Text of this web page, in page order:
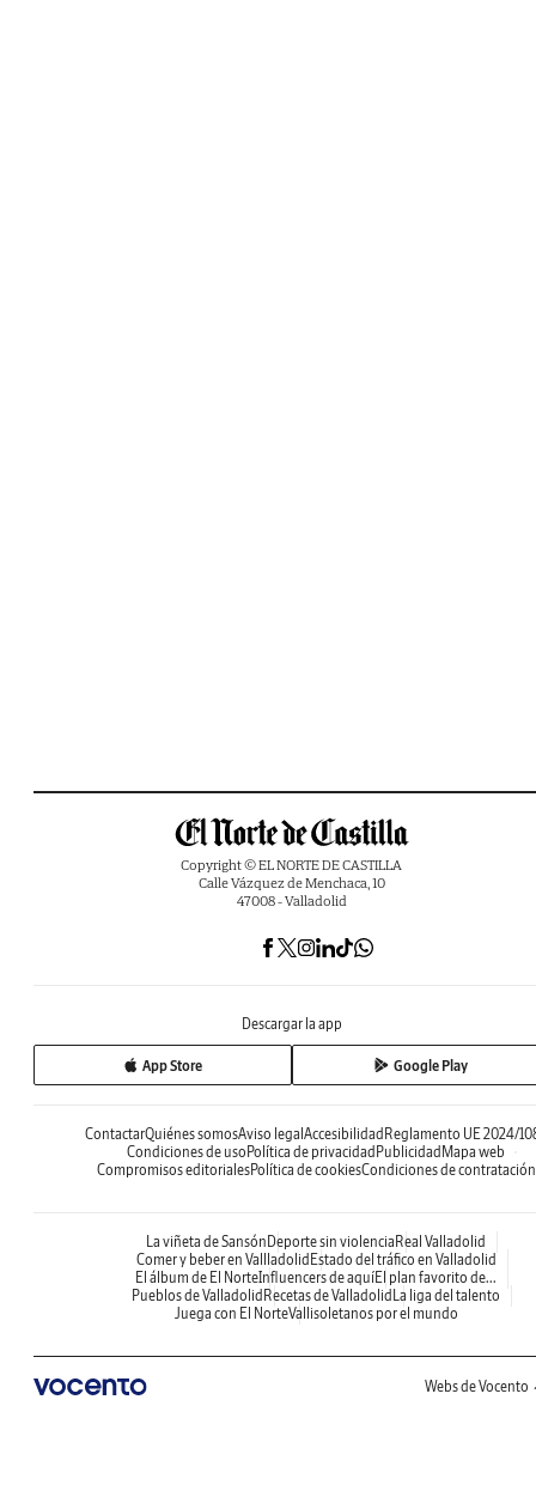
Copyright © EL NORTE DE CASTILLA
Calle Vázquez de Menchaca, 10
47008 - Valladolid
Descargar la app
App Store Google Play
ContactarQuiénes somosAviso legal Accesibilidad Reglamento UE 2024/
Condiciones de uso Política de privacidad Publicidad Mapa web
Compromisos editorialesPolítica de cookiesCondiciones de contratación
La viñeta de Sansón Deporte sin violencia Real Valladolid
Comer y beber en Vallladolid Estado del tráfico en Valladolid
El álbum de El NorteInfluencers de aquíEl plan favorito de...
Pueblos de Valladolid Recetas de Valladolid La liga del talento
Juega con El NorteVallisoletanos por el mundo
Webs de Vocento